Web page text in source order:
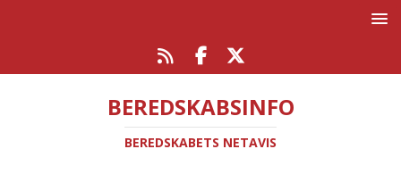
BEREDSKABSINFO
BEREDSKABETS NETAVIS